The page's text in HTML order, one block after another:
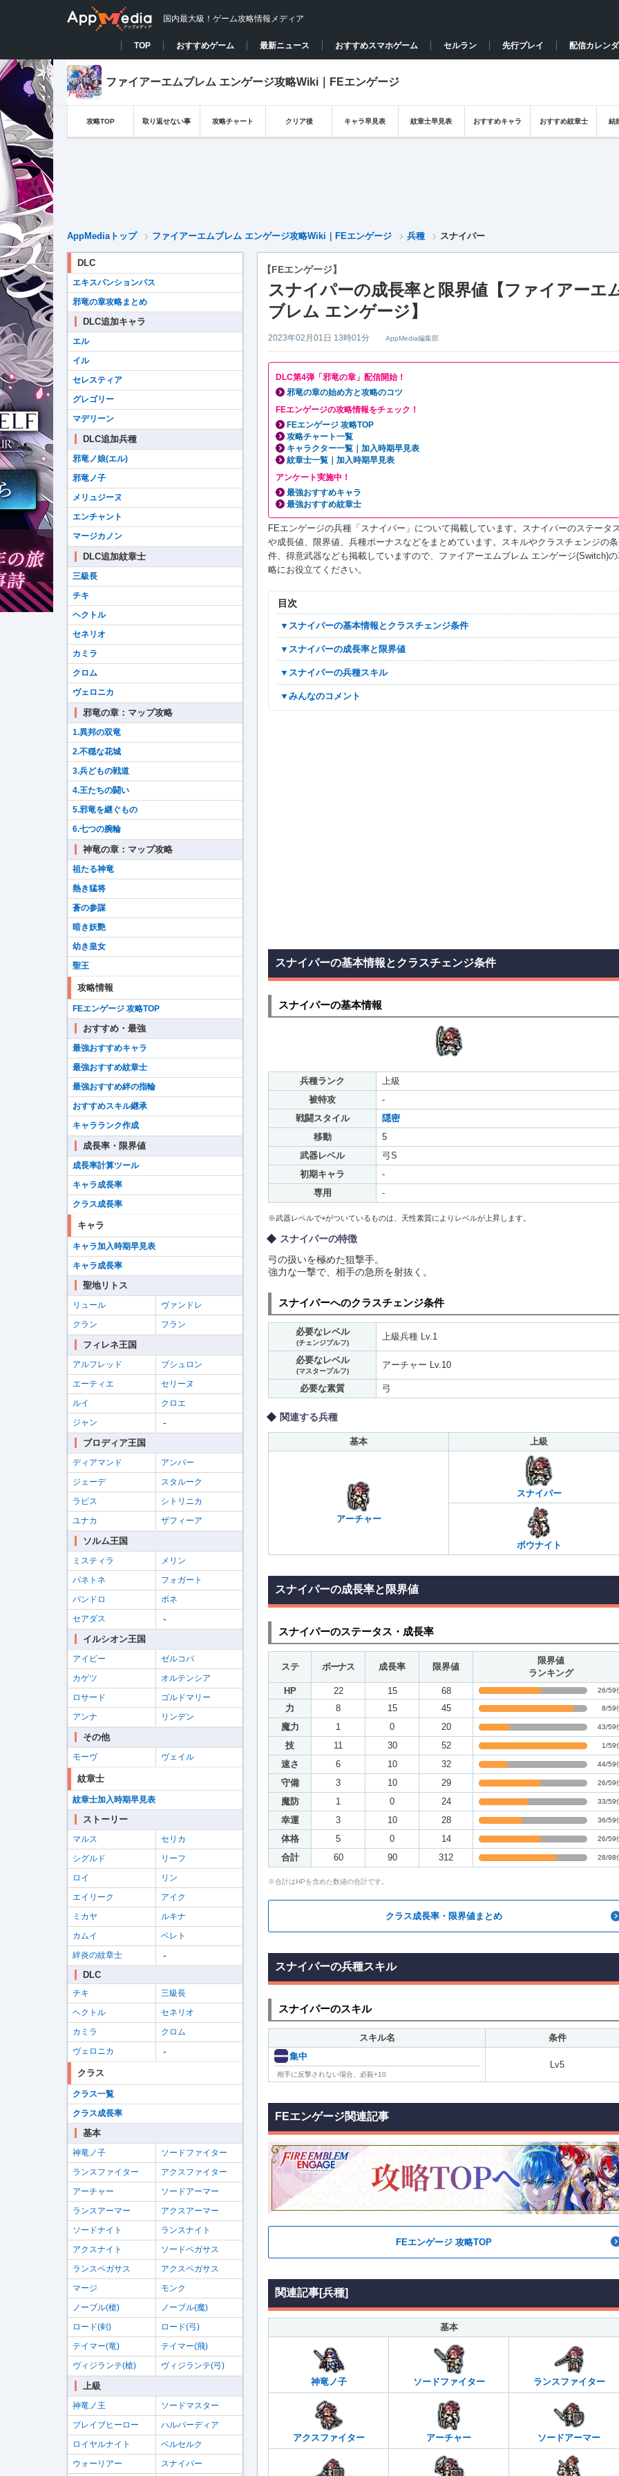
国内最大級！ゲーム攻略情報メディア
TOP おすすめゲーム 最新ニュース おすすめスマホゲーム セルラン 先行プレイ 配信カレン
ファイアーエムブレム エンゲージ攻略Wiki｜FEエンゲージ
攻略TOP 取り返せない事 攻略チャート クリア後 キャラ早見表 紋章士早見表 おすすめキャラ おすすめ紋章士 結
AppMediaトップ ファイアーエムブレム エンゲージ攻略Wiki｜FEエンゲージ 兵種 スナイパー
【FEエンゲージ】
スナイパーの成長率と限界値【ファイアーエ
ブレム エンゲージ】
2023年02月01日 13時01分 AppMedia編集部
DLC第4弾「邪竜の章」配信開始！
邪竜の章の始め方と攻略のコツ
FEエンゲージの攻略情報をチェック！
FEエンゲージ 攻略TOP
攻略チャート一覧
キャラクター一覧｜加入時期早見表
紋章士一覧｜加入時期早見表
アンケート実施中！
最強おすすめキャラ
最強おすすめ紋章士
FEエンゲージの兵種「スナイパー」について掲載しています。スナイパーのステータ
や成長値、限界値、兵種ボーナスなどをまとめています。スキルやクラスチェンジの条
件、得意武器なども掲載していますので、ファイアーエムブレム エンゲージ(Switch)
略にお役立てください。
目次
▼スナイパーの基本情報とクラスチェンジ条件
▼スナイパーの成長率と限界値
▼スナイパーの兵種スキル
▼みんなのコメント
スナイパーの基本情報とクラスチェンジ条件
スナイパーの基本情報
兵種ランク
上級
被特攻
-
戦闘スタイル
隠密
移動
5
武器レベル
弓S
初期キャラ
-
専用
-
※武器レベルで+がついているものは、天性素質によりレベルが上昇します。
スナイパーの特徴
弓の扱いを極めた狙撃手。
強力な一撃で、相手の急所を射抜く。
スナイパーへのクラスチェンジ条件
必要なレベル
(チェンジプルフ)
上級兵種 Lv.1
必要なレベル
(マスタープルフ)
アーチャー Lv.10
必要な素質 弓
関連する兵種
基本 上級
アーチャー
スナイパー
ボウナイト
スナイパーの成長率と限界値
スナイパーのステータス・成長率
ステ ボーナス 成長率 限界値
限界値
ランキング
HP
22 15 68 26/59
力 8 15 45 8/59
魔力 1 0 20 43/59
技 11 30 52 1/59
速さ 6 10 32 44/59
守備 3 10 29 26/59
魔防 1 0 24 33/59
幸運 3 10 28 36/59
体格 5 0 14 26/59
合計 60 90 312 28/98
※合計はHPを含めた数値の合計です。
クラス成長率・限界値まとめ
スナイパーの兵種スキル
スナイパーのスキル
スキル名
条件
集中
相手に反撃されない場合、必殺+10
Lv5
FEエンゲージ関連記事
FEエンゲージ 攻略TOP
関連記事[兵種]
基本
神竜ノ子 ソードファイター ランスファイター
アクスファイター アーチャー ソードアーマー
DLC
エキスパンションパス
邪竜の章攻略まとめ
DLC追加キャラ
エル
イル
セレスティア
グレゴリー
マデリーン
DLC追加兵種
邪竜ノ娘(エル)
邪竜ノ子
メリュジーヌ
エンチャント
マージカノン
DLC追加紋章士
三級長
チキ
ヘクトル
セネリオ
カミラ
クロム
ヴェロニカ
邪竜の章：マップ攻略
1.異邦の双竜
2.不穏な花城
3.兵どもの戦道
4.王たちの闘い
5.邪竜を継ぐもの
6.七つの腕輪
神竜の章：マップ攻略
祖たる神竜
熱き猛将
蒼の参謀
暗き妖艶
幼き皇女
聖王
攻略情報
FEエンゲージ 攻略TOP
おすすめ・最強
最強おすすめキャラ
最強おすすめ紋章士
最強おすすめ絆の指輪
おすすめスキル継承
キャラランク作成
成長率・限界値
成長率計算ツール
キャラ成長率
クラス成長率
キャラ
キャラ加入時期早見表
キャラ成長率
聖地リトス
リュール
ヴァンドレ
クラン
フラン
フィレネ王国
アルフレッド
ブシュロン
エーティエ
セリーヌ
ルイ
クロエ
ジャン
-
ブロディア王国
ディアマンド
アンバー
ジェーデ
スタルーク
ラピス
シトリニカ
ユナカ
ザフィーア
ソルム王国
ミスティラ
メリン
パネトネ
フォガート
パンドロ
ボネ
セアダス
-
イルシオン王国
アイビー
ゼルコバ
カゲツ
オルテンシア
ロサード
ゴルドマリー
アンナ
リンデン
その他
モーヴ ヴェイル
紋章士
紋章士加入時期早見表
ストーリー
マルス
セリカ
シグルド
リーフ
ロイ
リン
エイリーク
アイク
ミカヤ
ルキナ
カムイ
ベレト
絆炎の紋章士
-
DLC
チキ
三級長
ヘクトル
セネリオ
カミラ
クロム
ヴェロニカ
-
クラス
クラス一覧
クラス成長率
基本
神竜ノ子
ソードファイター
ランスファイター
アクスファイター
アーチャー
ソードアーマー
ランスアーマー
アクスアーマー
ソードナイト
ランスナイト
アクスナイト
ソードペガサス
ランスペガサス
アクスペガサス
マージ
モンク
ノーブル(槍)
ノーブル(魔)
ロード(剣)
ロード(弓)
テイマー(竜)
テイマー(飛)
ヴィジランテ(槍)
ヴィジランテ(弓)
上級
神竜ノ王
ソードマスター
ブレイブヒーロー
ハルバーディア
ロイヤルナイト
ベルセルク
ウォーリアー
スナイパー